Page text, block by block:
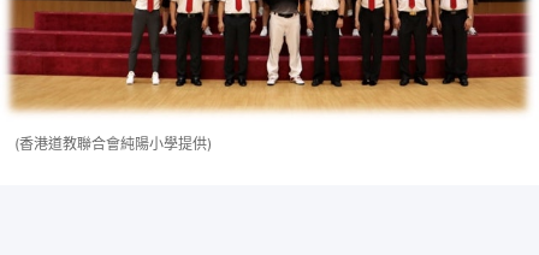
(香港道教聯合會純陽小學提供)